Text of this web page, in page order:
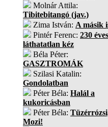
Molnár Attila:
Tibitebitangó (jav.)
Zima István: A másik
Pintér Ferenc: 230
láthatatlan kéz
Béla Péter:
GASZTROMÁK
Szilasi Katalin:
Gondolatban
Péter Béla: Halál a
kukoricásban
Péter Béla:
Mozi!